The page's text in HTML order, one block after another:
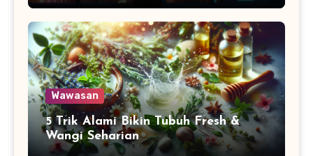
Wawasan
5 Trik Alami Bikin Tubuh Fresh &
Wangi Seharian